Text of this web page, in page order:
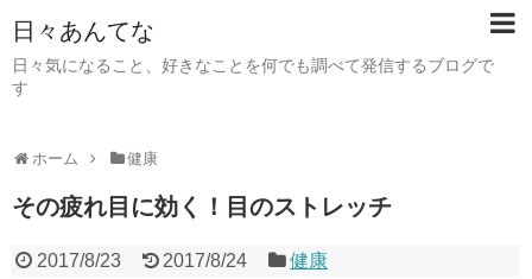
日々あんてな
日々気になること、好きなことを何でも調べて発信するブログで
す
ホーム 健康
その疲れ目に効く！目のストレッチ
2017/8/23 2017/8/24 健康